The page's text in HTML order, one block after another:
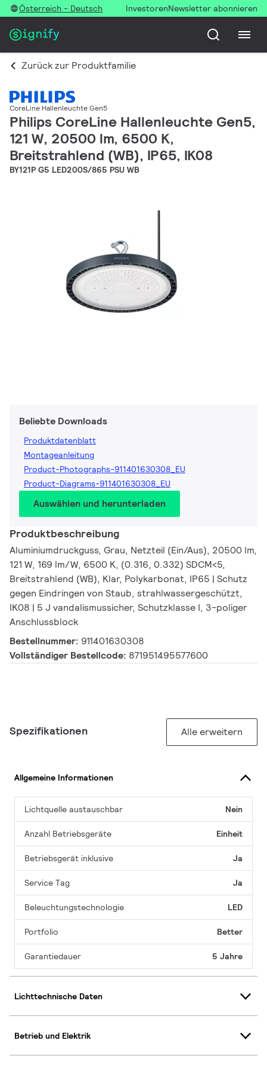
Österreich - Deutsch InvestorenNewsletter abonnieren
Zurück zur Produktfamilie
CoreLine Hallenleuchte Gen5
Philips CoreLine Hallenleuchte Gen5,
121 W, 20500 lm, 6500 K,
Breitstrahlend (WB), IP65, IK08
BY121P G5 LED200S/865 PSU WB
Beliebte Downloads
Produktdatenblatt
Montageanleitung
Product-Photographs-911401630308_EU
Product-Diagrams-911401630308_EU
Auswählen und herunterladen
Produktbeschreibung
Aluminiumdruckguss, Grau, Netzteil (Ein/Aus), 20500 lm,
121 W, 169 lm/W, 6500 K, (0.316, 0.332) SDCM<5,
Breitstrahlend (WB), Klar, Polykarbonat, IP65 | Schutz
gegen Eindringen von Staub, strahlwassergeschützt,
IK08 | 5 J vandalismussicher, Schutzklasse I, 3-poliger
Anschlussblock
Bestellnummer: 911401630308
Vollständiger Bestellcode: 871951495577600
Spezifikationen Alle erweitern
Allgemeine Informationen
Lichtquelle austauschbar Nein
Anzahl Betriebsgeräte Einheit
Betriebsgerät inklusive Ja
Service Tag Ja
Beleuchtungstechnologie LED
Portfolio Better
Garantiedauer 5 Jahre
Lichttechnische Daten
Betrieb und Elektrik